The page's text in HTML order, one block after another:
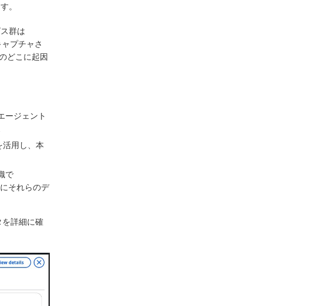
。
群は
プチャさ
どこに起因
ージェント
活用し、本
で
それらのデ
詳細に確